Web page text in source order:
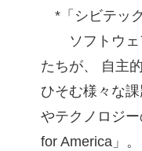
*「シビテック
ソフトウェ
たちが、 自主
ひそむ様々な
やテクノロジ
for America」。